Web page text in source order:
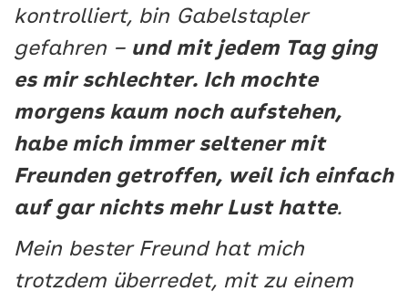
kontrolliert, bin Gabelstapler
gefahren – und mit jedem Tag ging
es mir schlechter. Ich mochte
morgens kaum noch aufstehen,
habe mich immer seltener mit
Freunden getroffen, weil ich einfach
auf gar nichts mehr Lust hatte.
Mein bester Freund hat mich
trotzdem überredet, mit zu einem